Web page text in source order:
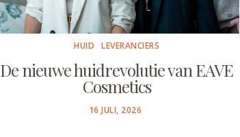
HUID LEVERANCIERS
De nieuwe huidrevolutie van EAVE
Cosmetics
POSTED
16 JULI, 2026